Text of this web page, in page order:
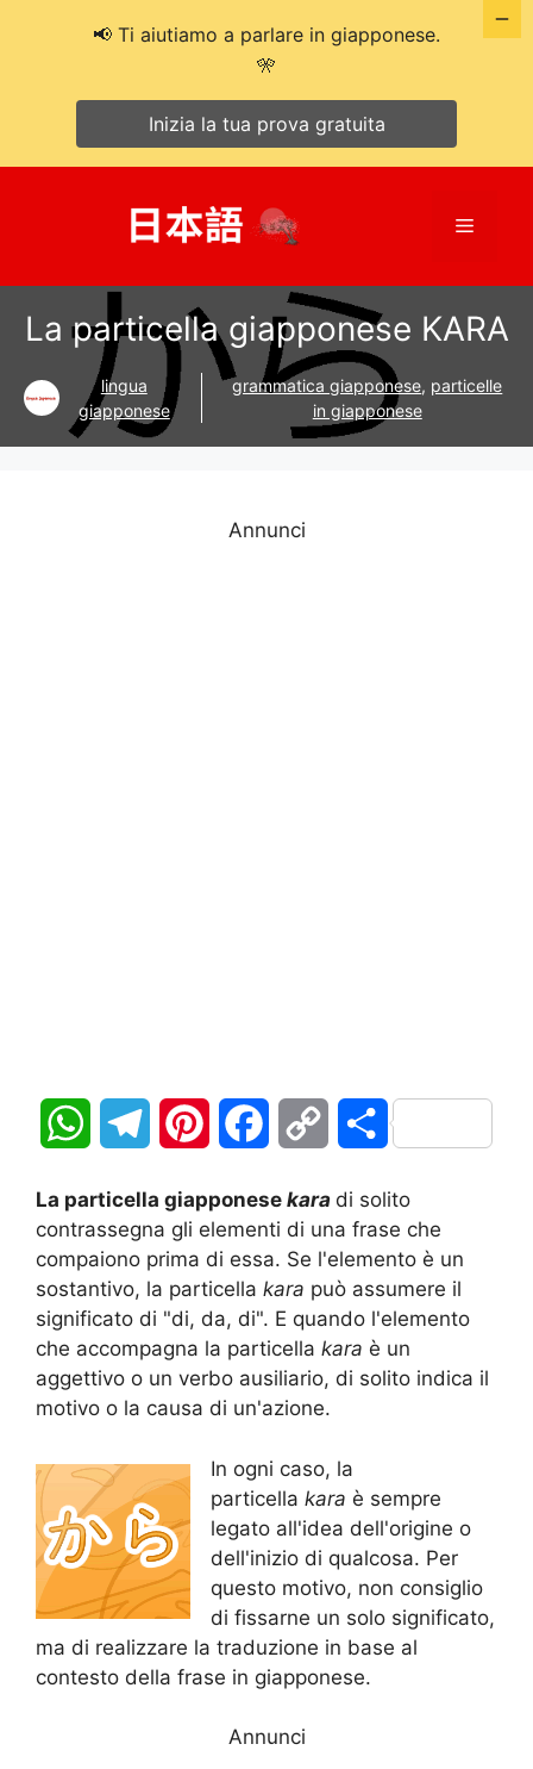
Menù
La particella giapponese KARA
lingua
giapponese
grammatica giapponese, particelle
in giapponese
Annunci
W
a
t
s
A
p
p
l
e
g
r
a
n
t
e
r
e
s
t
c
e
b
o
k
p
y
L
k
C
n
d
i
v
i
La particella giapponese kara di solito
contrassegna gli elementi di una frase che
compaiono prima di essa. Se l'elemento è un
sostantivo, la particella kara può assumere il
significato di "di, da, di". E quando l'elemento
che accompagna la particella kara è un
aggettivo o un verbo ausiliario, di solito indica il
motivo o la causa di un'azione.
In ogni caso, la
particella kara è sempre
legato all'idea dell'origine o
dell'inizio di qualcosa. Per
questo motivo, non consiglio
di fissarne un solo significato,
ma di realizzare la traduzione in base al
contesto della frase in giapponese.
Annunci
📢 Ti aiutiamo a parlare in giapponese.
🎌
Inizia la tua prova gratuita